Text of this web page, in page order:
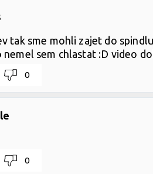
tak sme mohli zajet do
nemel sem chlastat :D video
0
0